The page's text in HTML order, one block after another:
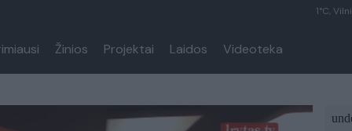
1°C,
Žinios Projektai Laidos Videoteka